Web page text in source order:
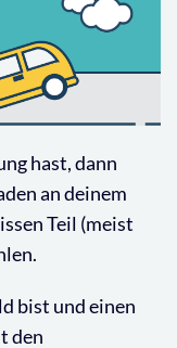
hast, dann
an deinem
Teil (meist
bist und einen
den